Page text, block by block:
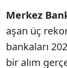
Merkez
aşan üç
bankaları
bir alım